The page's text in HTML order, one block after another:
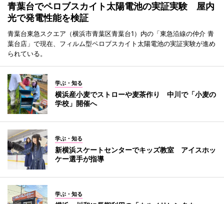
青葉台でペロブスカイト太陽電池の実証実験 屋内
光で発電性能を検証
青葉台東急スクエア（横浜市青葉区青葉台1）内の「東急沿線の仲介 青
葉台店」で現在、フィルム型ペロブスカイト太陽電池の実証実験が進め
られている。
学ぶ・知る
横浜産小麦でストローや麦茶作り 中川で「小麦の
学校」開催へ
学ぶ・知る
新横浜スケートセンターでキッズ教室 アイスホッ
ケー選手が指導
学ぶ・知る